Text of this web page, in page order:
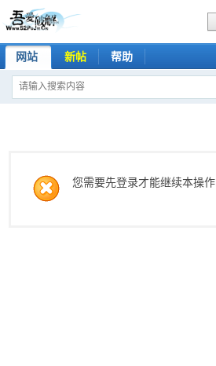
网站 新帖 帮助
您需要先登录才能继续本操作